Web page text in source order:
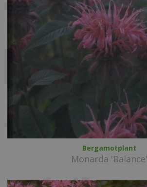
Bergamotplant
Monarda 'Balance'